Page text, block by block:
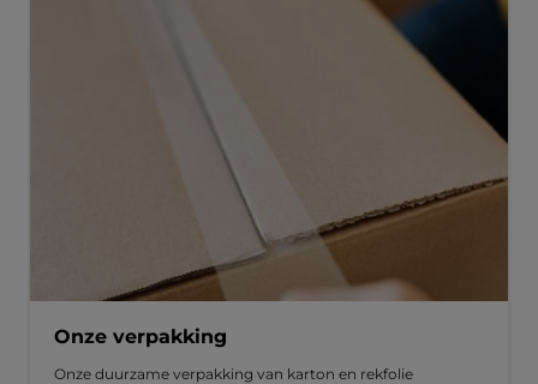
Onze verpakking
Onze duurzame verpakking van karton en rekfolie